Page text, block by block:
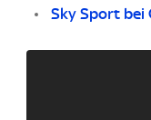
Sky Sport bei